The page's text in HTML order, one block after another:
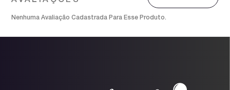
Nenhuma Avaliação Cadastrada Para Esse Produto.